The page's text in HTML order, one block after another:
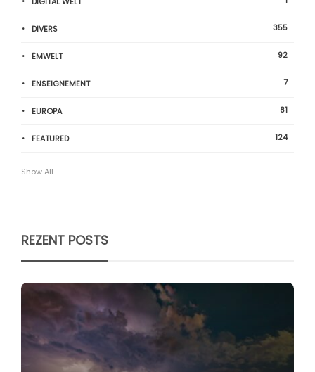
DIVERS 355
ËMWELT 92
ENSEIGNEMENT 7
EUROPA 81
FEATURED 124
Show All
REZENT POSTS